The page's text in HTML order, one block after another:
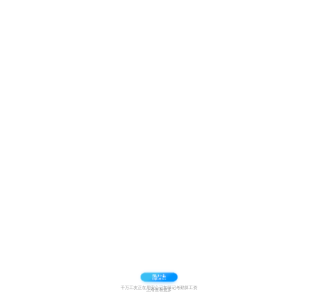
千万工友正在用安心记加班记考勤算工资
上滑查看更多